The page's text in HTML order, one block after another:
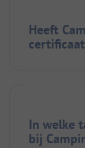
Heeft
In welke
bij